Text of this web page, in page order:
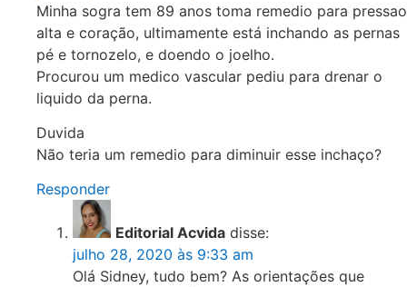
Minha sogra tem 89 anos toma remedio para pressao
alta e coração, ultimamente está inchando as pernas
pé e tornozelo, e doendo o joelho.
Procurou um medico vascular pediu para drenar o
liquido da perna.
Duvida
Não teria um remedio para diminuir esse inchaço?
Responder
Editorial Acvida disse:
julho 28, 2020 às 9:33 am
Olá Sidney, tudo bem? As orientações que